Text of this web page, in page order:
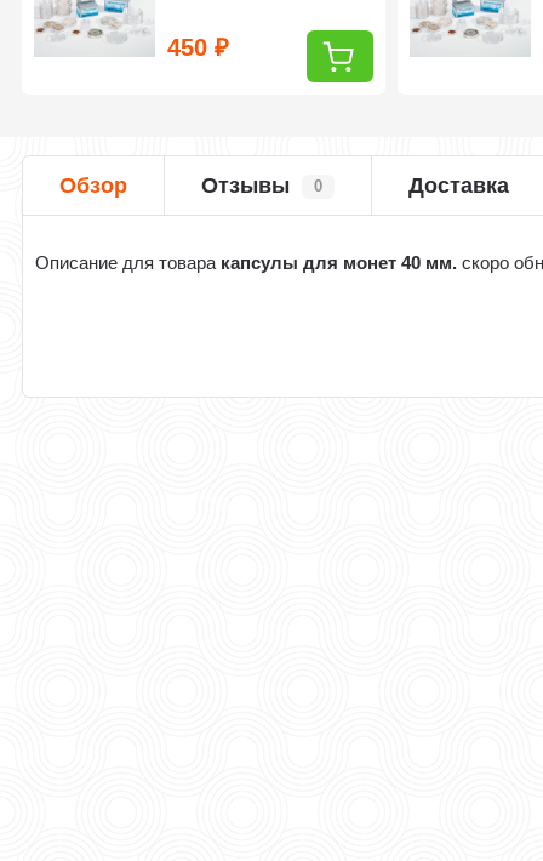
450₽
Обзор Отзывы 0 Доставка
Описание для товара капсулы для монет 40 мм. скоро